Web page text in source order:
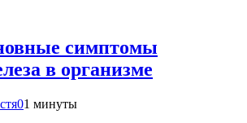
симптомы
в организме
01 минуты